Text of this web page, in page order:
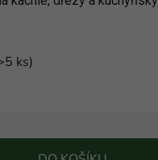
ks)